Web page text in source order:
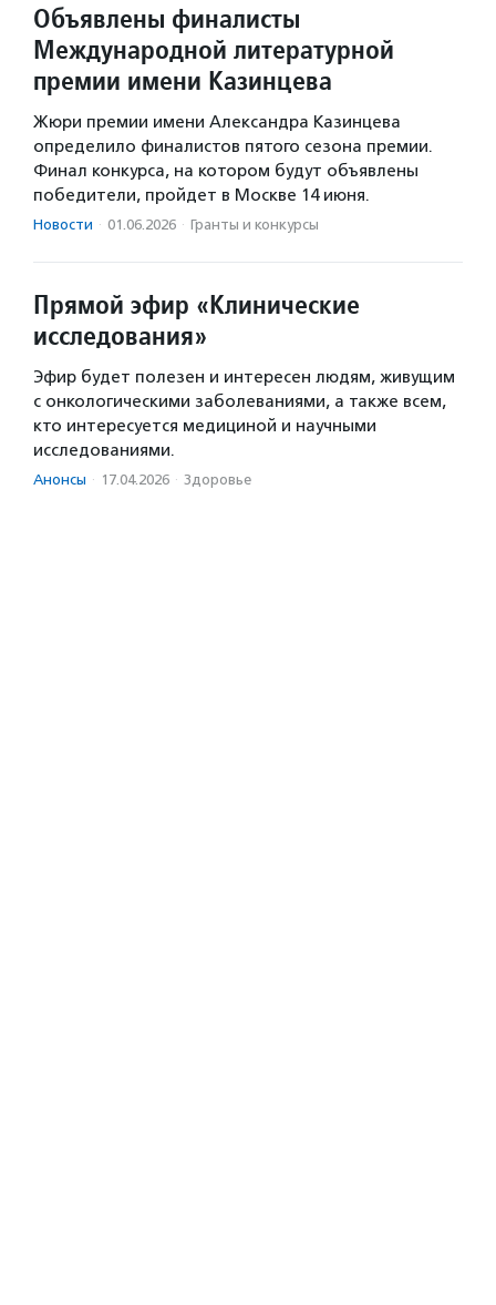
Объявлены финалисты
Международной литературной
премии имени Казинцева
Жюри премии имени Александра Казинцева
определило финалистов пятого сезона премии.
Финал конкурса, на котором будут объявлены
победители, пройдет в Москве 14 июня.
Новости · 01.06.2026 · Гранты и конкурсы
Прямой эфир «Клинические
исследования»
Эфир будет полезен и интересен людям, живущим
с онкологическими заболеваниями, а также всем,
кто интересуется медициной и научными
исследованиями.
Анонсы · 17.04.2026 · Здоровье